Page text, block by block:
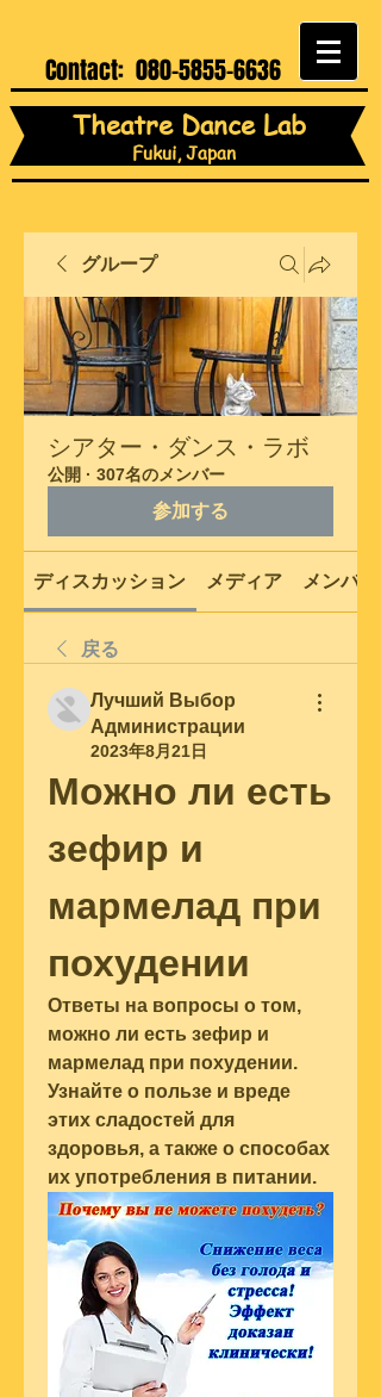
Contact: 080-5855-6636
Theatre Dance Lab
Fukui, Japan
グループ
シアター・ダンス・ラボ
公開 · 307名のメンバー
参加する
ディスカッション メディア メンバー
戻る
Лучший Выбор
Администрации
2023年8月21日
Можно ли есть
зефир и
мармелад при
похудении
Ответы на вопросы о том,
можно ли есть зефир и
мармелад при похудении.
Узнайте о пользе и вреде
этих сладостей для
здоровья, а также о способах
их употребления в питании.